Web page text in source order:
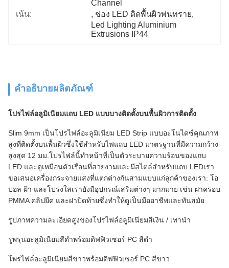
เน้น:
Channel
, ช่อง LED ติดพื้นผิวพ่นทราย,
Led Lighting Aluminium
Extrusions IP44
คำอธิบายผลิตภัณฑ์
โปรไฟล์อลูมิเนียมแถบ LED แบบบางติดตั้งบนพื้นผิวการติดตั้ง
Slim 9mm เป็นโปรไฟล์อะลูมิเนียม LED Strip แบบอะโนไดซ์คุณภาพ
สูงที่ติดตั้งบนพื้นผิวซึ่งใช้สำหรับไฟแถบ LED มาตรฐานที่มีความกว้าง
สูงสุด 12 มม.โปรไฟล์นี้ทำหน้าที่เป็นตัวระบายความร้อนของแถบ
LED และดูเหมือนตัวเรือนที่สวยงามและมีสไตล์สำหรับแถบ LEDเรา
ขอเสนอเครื่องกระจายแสงที่แตกต่างกันสามแบบแก่ลูกค้าของเรา: โอ
ปอล ฝ้า และโปร่งใสเรายังมีอุปกรณ์เสริมต่างๆ มากมาย เช่น ฝาครอบ
PMMA คลิปยึด และฝาปิดท้ายซึ่งทำให้ดูเป็นมืออาชีพและทันสมัย
รูปภาพความละเอียดสูงของโปรไฟล์อลูมิเนียมสีเงิน / เทานำ
รูพรุนอะลูมิเนียมสีดำพร้อมดิฟฟิวเซอร์ PC สีดำ
โพรไฟล์อะลูมิเนียมสีขาวพร้อมดิฟฟิวเซอร์ PC สีขาว